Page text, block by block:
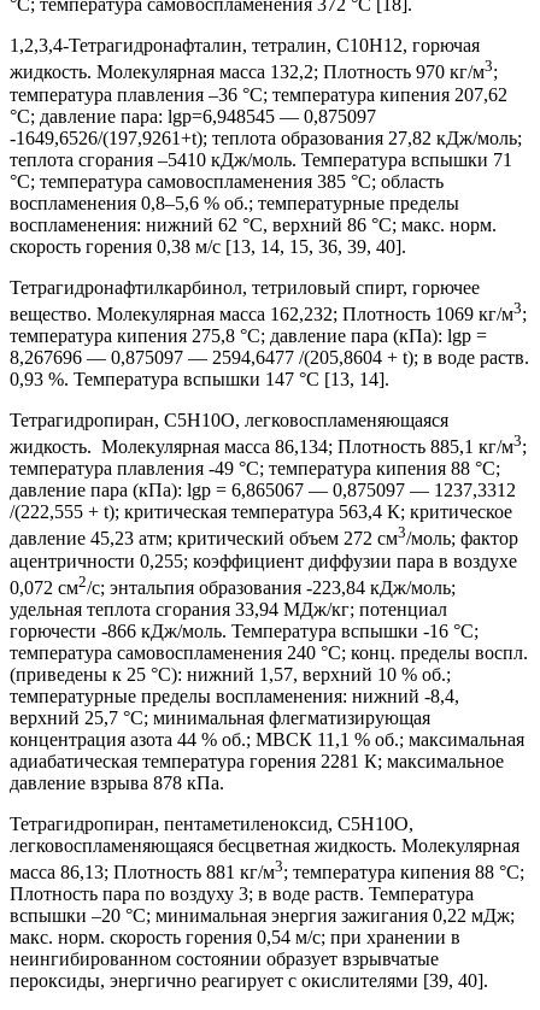
°С; температура самовоспламенения 372 °С [18].
1,2,3,4-Тетрагидронафталин, тетралин, C10H12, горючая
жидкость. Молекулярная масса 132,2; Плотность 970 кг/м3;
температура плавления –36 °С; температура кипения 207,62
°С; давление пара: lgр=6,948545 — 0,875097
-1649,6526/(197,9261+t); теплота образования 27,82 кДж/моль;
теплота сгорания –5410 кДж/моль. Температура вспышки 71
°С; температура самовоспламенения 385 °С; область
воспламенения 0,8–5,6 % об.; температурные пределы
воспламенения: нижний 62 °С, верхний 86 °С; макс. норм.
скорость горения 0,38 м/с [13, 14, 15, 36, 39, 40].
Тетрагидронафтилкарбинол, тетриловый спирт, горючее
вещество. Молекулярная масса 162,232; Плотность 1069 кг/м3;
температура кипения 275,8 °С; давление пара (кПа): lgp =
8,267696 — 0,875097 — 2594,6477 /(205,8604 + t); в воде раств.
0,93 %. Температура вспышки 147 °С [13, 14].
Тетрагидропиран, C5H10O, легковоспламеняющаяся
жидкость. Молекулярная масса 86,134; Плотность 885,1 кг/м3;
температура плавления -49 °С; температура кипения 88 °С;
давление пара (кПа): lgp = 6,865067 — 0,875097 — 1237,3312
/(222,555 + t); критическая температура 563,4 К; критическое
давление 45,23 атм; критический объем 272 см3/моль; фактор
ацентричности 0,255; коэффициент диффузии пара в воздухе
0,072 см2/с; энтальпия образования -223,84 кДж/моль;
удельная теплота сгорания 33,94 МДж/кг; потенциал
горючести -866 кДж/моль. Температура вспышки -16 °С;
температура самовоспламенения 240 °С; конц. пределы воспл.
(приведены к 25 °С): нижний 1,57, верхний 10 % об.;
температурные пределы воспламенения: нижний -8,4,
верхний 25,7 °С; минимальная флегматизирующая
концентрация азота 44 % об.; МВСК 11,1 % об.; максимальная
адиабатическая температура горения 2281 К; максимальное
давление взрыва 878 кПа.
Тетрагидропиран, пентаметиленоксид, C5H10O,
легковоспламеняющаяся бесцветная жидкость. Молекулярная
масса 86,13; Плотность 881 кг/м3; температура кипения 88 °С;
Плотность пара по воздуху 3; в воде раств. Температура
вспышки –20 °С; минимальная энергия зажигания 0,22 мДж;
макс. норм. скорость горения 0,54 м/с; при хранении в
неингибированном состоянии образует взрывчатые
пероксиды, энергично реагирует с окислителями [39, 40].